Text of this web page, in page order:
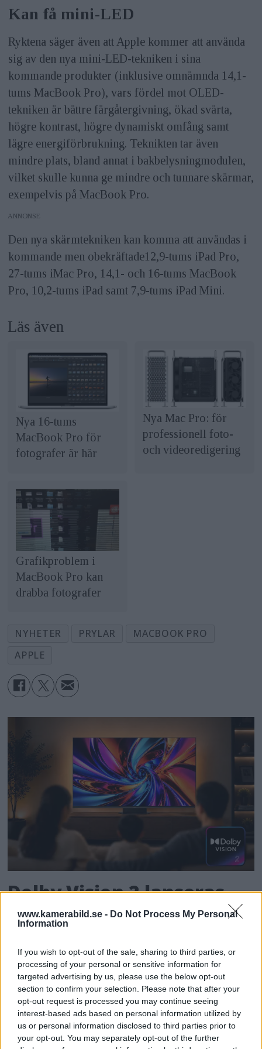
www.kamerabild.se - Do Not Process My Personal
Information
If you wish to opt-out of the sale, sharing to third parties, or
processing of your personal or sensitive information for
targeted advertising by us, please use the below opt-out
section to confirm your selection. Please note that after your
opt-out request is processed you may continue seeing
interest-based ads based on personal information utilized by
us or personal information disclosed to third parties prior to
your opt-out. You may separately opt-out of the further
Kan få mini-LED
Ryktena säger även att Apple kommer att använda
sig av den nya mini-LED-tekniken i sina
kommande produkter (inklusive omnämnda 14,1-
tums ‌MacBook Pro‌), vars fördel mot OLED-
tekniken är bättre färgåtergivning, ökad svärta,
högre kontrast, högre dynamiskt omfång samt
lägre energiförbrukning. Teknikten tar även
mindre plats, bland annat i bakbelysningmodulen,
vilket skulle kunna ge mindre och tunnare skärmar,
exempelvis på MacBook Pro.
ANNONS
Den nya skärmtekniken kan komma att användas i
kommande men obekräftade12,9-tums ‌iPad Pro‌,
27-tums ‌iMac Pro‌, 14,1- och 16-tums ‌MacBook
Pro‌, 10,2-tums ‌iPad‌ samt 7,9-tums ‌iPad‌ Mini.
Läs även
Nya 16-tums
MacBook Pro för
fotografer är här
Nya Mac Pro: för
professionell foto-
och videoredigering
Grafikproblem i
MacBook Pro kan
drabba fotografer
NYHETER PRYLAR
MACBOOK PRO
APPLE
Dolby Vision 2 lanseras –
nästa generation HDR ger
För de som älskar både film och dynamiskt
omfång släpps nu Dolby Vision 2, en ny
bildmotor som analyserar bilden och scenen
och förbättrar den för tittaren.